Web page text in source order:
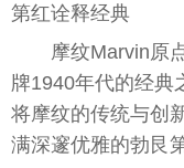
第红诠释经典
摩纹Marvin原
牌1940年代的经典
将摩纹的传统与创
满深邃优雅的勃艮